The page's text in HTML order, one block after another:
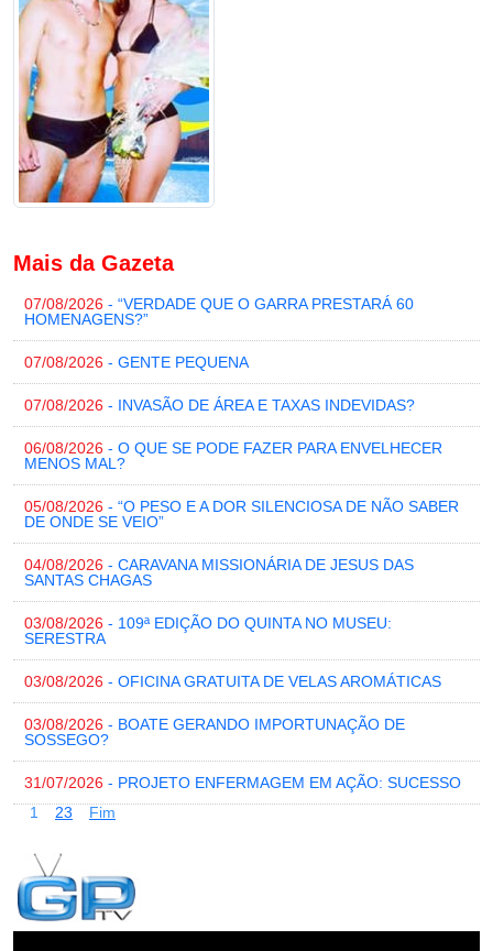
Mais da Gazeta
07/08/2026 - “VERDADE QUE O GARRA PRESTARÁ 60
HOMENAGENS?”
07/08/2026 - GENTE PEQUENA
07/08/2026 - INVASÃO DE ÁREA E TAXAS INDEVIDAS?
06/08/2026 - O QUE SE PODE FAZER PARA ENVELHECER
MENOS MAL?
05/08/2026 - “O PESO E A DOR SILENCIOSA DE NÃO SABER
DE ONDE SE VEIO”
04/08/2026 - CARAVANA MISSIONÁRIA DE JESUS DAS
SANTAS CHAGAS
03/08/2026 - 109ª EDIÇÃO DO QUINTA NO MUSEU:
SERESTRA
03/08/2026 - OFICINA GRATUITA DE VELAS AROMÁTICAS
03/08/2026 - BOATE GERANDO IMPORTUNAÇÃO DE
SOSSEGO?
31/07/2026 - PROJETO ENFERMAGEM EM AÇÃO: SUCESSO
1
23 Fim